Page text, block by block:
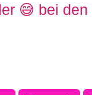
😅 bei den